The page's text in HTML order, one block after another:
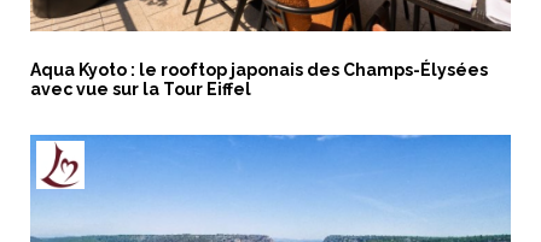
Aqua Kyoto : le rooftop japonais des Champs-Élysées
avec vue sur la Tour Eiffel